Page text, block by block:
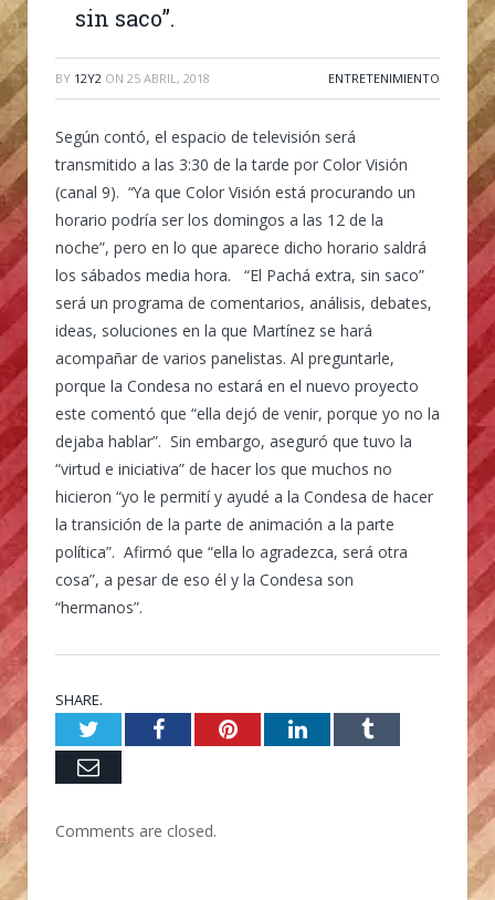
sin saco”.
BY 12Y2 ON 25 ABRIL, 2018 ENTRETENIMIENTO
Según contó, el espacio de televisión será
transmitido a las 3:30 de la tarde por Color Visión
(canal 9). “Ya que Color Visión está procurando un
horario podría ser los domingos a las 12 de la
noche”, pero en lo que aparece dicho horario saldrá
los sábados media hora. “El Pachá extra, sin saco”
será un programa de comentarios, análisis, debates,
ideas, soluciones en la que Martínez se hará
acompañar de varios panelistas. Al preguntarle,
porque la Condesa no estará en el nuevo proyecto
este comentó que “ella dejó de venir, porque yo no la
dejaba hablar”. Sin embargo, aseguró que tuvo la
“virtud e iniciativa” de hacer los que muchos no
hicieron “yo le permití y ayudé a la Condesa de hacer
la transición de la parte de animación a la parte
política”. Afirmó que “ella lo agradezca, será otra
cosa”, a pesar de eso él y la Condesa son
“hermanos”.
SHARE.
TwitterFacebookPinterestLinkedInTumblr
Email
Comments are closed.